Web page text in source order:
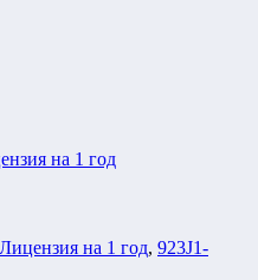
на 1 год
на 1 год, 923J1-